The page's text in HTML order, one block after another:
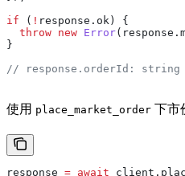
if ( ! response . ok ) {
  throw
new Error( response .
}
// response.orderId: string
使用 place_market_order 下市
response = await